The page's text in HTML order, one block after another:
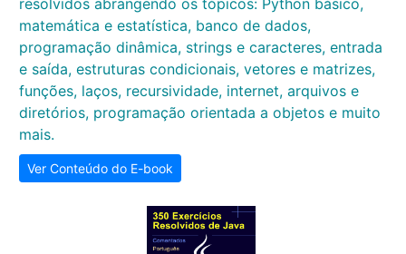
resolvidos abrangendo os tópicos: Python básico,
matemática e estatística, banco de dados,
programação dinâmica, strings e caracteres, entrada
e saída, estruturas condicionais, vetores e matrizes,
funções, laços, recursividade, internet, arquivos e
diretórios, programação orientada a objetos e muito
mais.
Ver Conteúdo do E-book